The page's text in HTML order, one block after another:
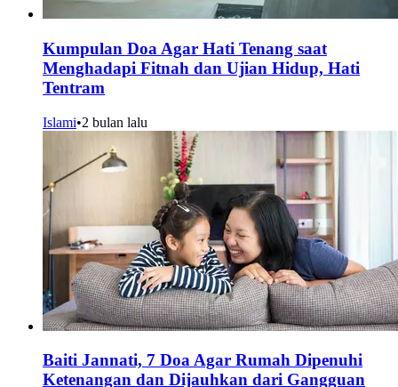
Kumpulan Doa Agar Hati Tenang saat
Menghadapi Fitnah dan Ujian Hidup, Hati
Tentram
Islami•2 bulan lalu
Baiti Jannati, 7 Doa Agar Rumah Dipenuhi
Ketenangan dan Dijauhkan dari Gangguan